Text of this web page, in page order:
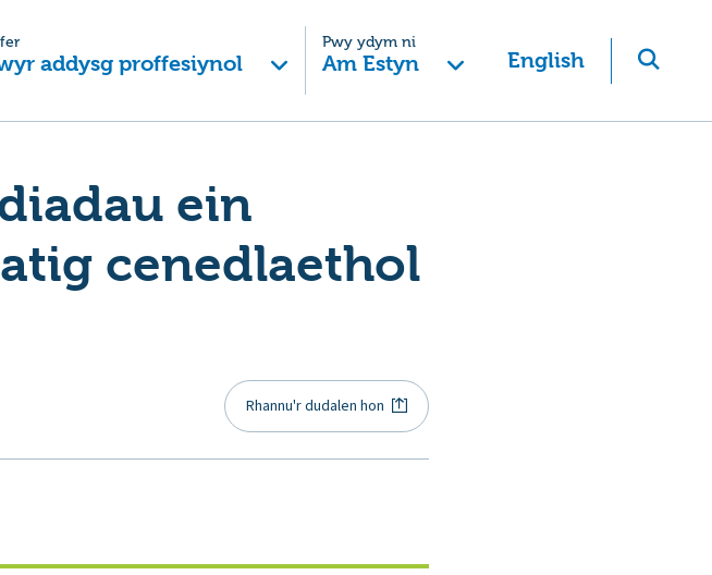
addysg proffesiynol
Pwy ydym ni
Am Estyn English
ein
cenedlaethol
Rhannu'r dudalen hon